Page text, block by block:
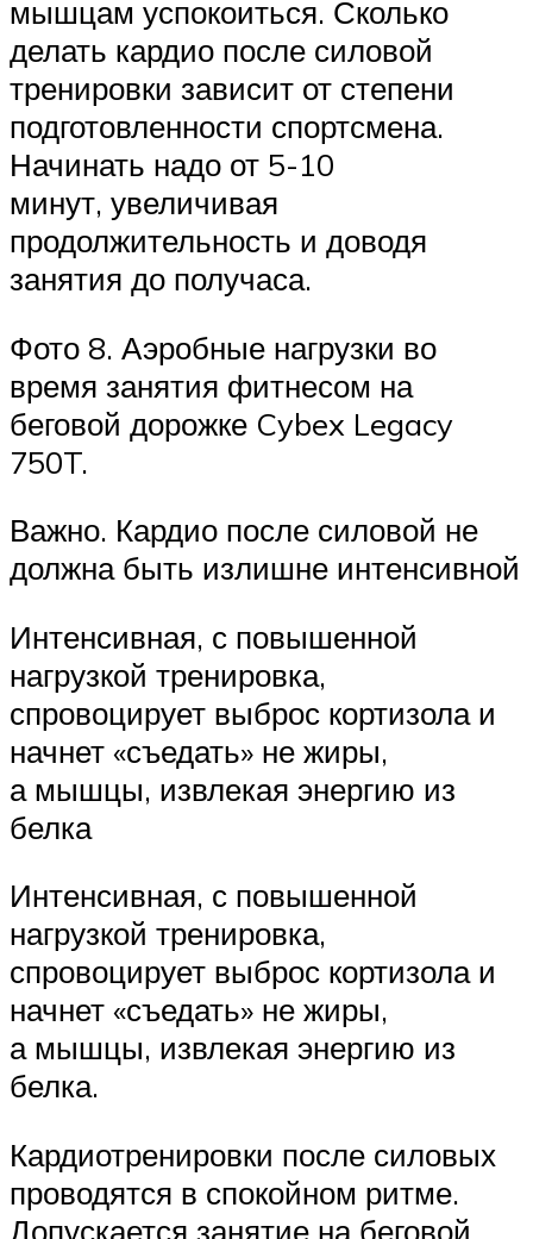
мышцам успокоиться. Сколько
делать кардио после силовой
тренировки зависит от степени
подготовленности спортсмена.
Начинать надо от 5-10
минут, увеличивая
продолжительность и доводя
занятия до получаса.
Фото 8. Аэробные нагрузки во
время занятия фитнесом на
беговой дорожке Cybex Legacy
750T.
Важно. Кардио после силовой не
должна быть излишне интенсивной
Интенсивная, с повышенной
нагрузкой тренировка,
спровоцирует выброс кортизола и
начнет «съедать» не жиры,
а мышцы, извлекая энергию из
белка
Интенсивная, с повышенной
нагрузкой тренировка,
спровоцирует выброс кортизола и
начнет «съедать» не жиры,
а мышцы, извлекая энергию из
белка.
Кардиотренировки после силовых
проводятся в спокойном ритме.
Допускается занятие на беговой